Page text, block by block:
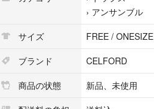
› アンサンブル
サイズ
FREE / ONESIZE
ブランド
CELFORD
商品の状態
新品、未使用